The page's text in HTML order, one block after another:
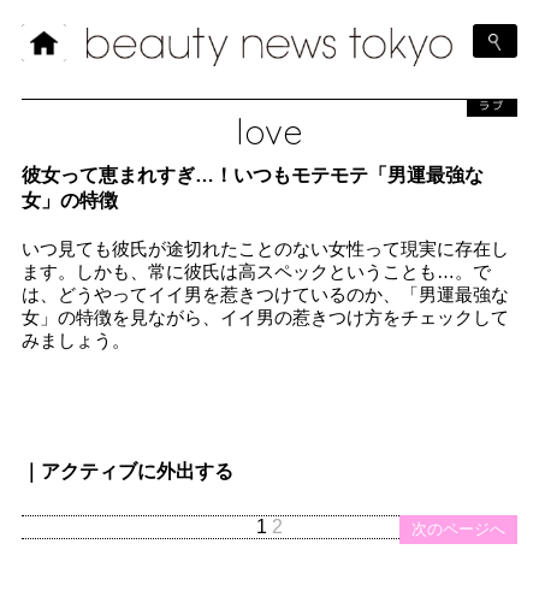
love
ラブ
彼女って恵まれすぎ…！いつもモテモテ「男運最強な
女」の特徴
いつ見ても彼氏が途切れたことのない女性って現実に存在し
ます。しかも、常に彼氏は高スペックということも…。で
は、どうやってイイ男を惹きつけているのか、「男運最強な
女」の特徴を見ながら、イイ男の惹きつけ方をチェックして
みましょう。
｜アクティブに外出する
次のページへ
1 2